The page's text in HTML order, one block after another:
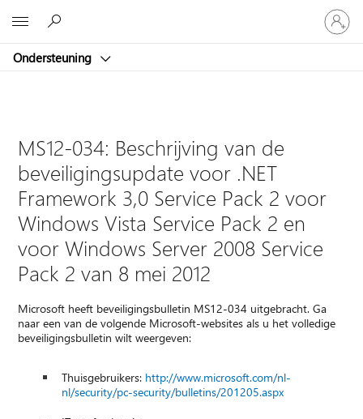
Ondersteuning
Meld
je
aan
je
MS12-034: Beschrijving van de
beveiligingsupdate voor .NET
Framework 3,0 Service Pack 2 voor
Windows Vista Service Pack 2 en
voor Windows Server 2008 Service
Pack 2 van 8 mei 2012
Microsoft heeft beveiligingsbulletin MS12-034 uitgebracht. Ga
naar een van de volgende Microsoft-websites als u het volledige
beveiligingsbulletin wilt weergeven:
Thuisgebruikers: http://www.microsoft.com/nl-
nl/security/pc-security/bulletins/201205.aspx